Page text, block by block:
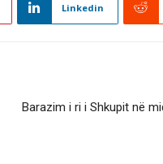
Linkedin
Barazim i ri i Shkupit në